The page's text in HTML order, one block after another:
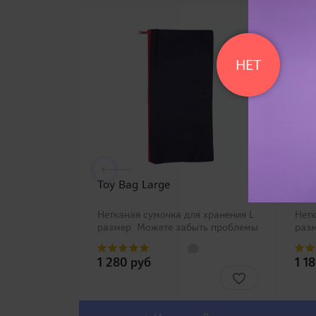
Toy Bag Large
Нетканая сумочка для хранения L
размер Можете забыть проблемы
специальными сумочками Toy Bag
четырех размеров от компании
1 280 руб
Bag
1
НЕТ